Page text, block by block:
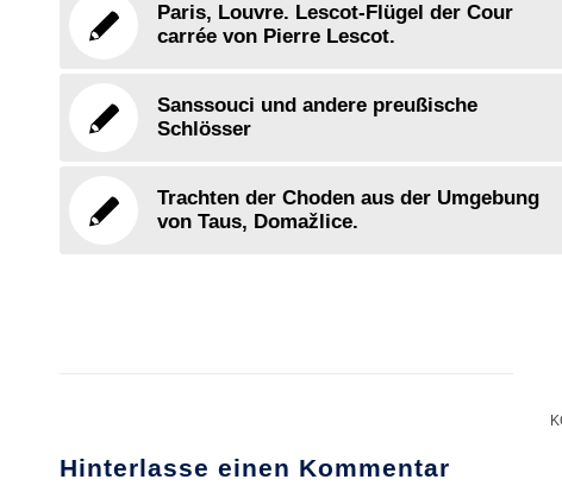
Paris, Louvre. Lescot-Flügel der Cour
carrée von Pierre Lescot.
Sanssouci und andere preußische
Schlösser
Trachten der Choden aus der Umgebung
von Taus, Domažlice.
Hinterlasse einen Kommentar